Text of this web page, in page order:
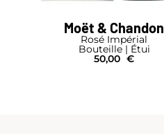
Moët & Chandon
Rosé Impérial
Bouteille | Étui
50,00 €